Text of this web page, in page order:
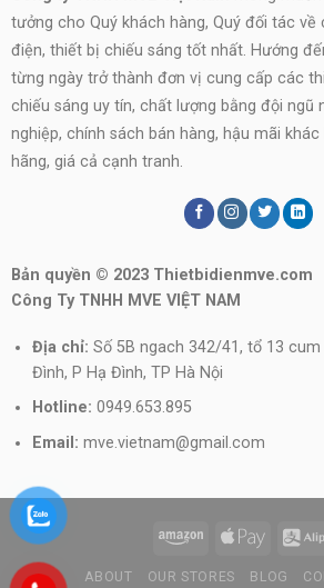
tưởng cho Quý khách hàng, Quý đối tác
điện, thiết bị chiếu sáng tốt nhất. Hướng
từng ngày trở thành đơn vị cung cấp các
chiếu sáng uy tín, chất lượng bằng đội ngũ
nghiệp, chính sách bán hàng, hậu mãi
hãng, giá cả cạnh tranh.
Bản quyền © 2023 Thietbidienmve.com
Công Ty TNHH MVE VIỆT NAM
Địa chỉ: Số 5B ngach 342/41, tổ 13
Đình, P Hạ Đình, TP Hà Nội
Hotline: 0949.653.895
Email: mve.vietnam@gmail.com
ABOUT OUR STORES BLOG